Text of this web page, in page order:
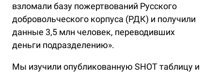
взломали базу пожертвований Русского
добровольческого корпуса (РДК) и получили
данные 3,5 млн человек, переводивших
деньги подразделению».
Мы изучили опубликованную SHOT таблицу и